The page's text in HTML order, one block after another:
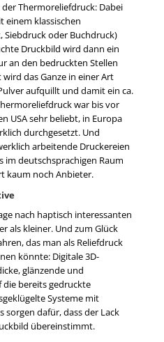
Thermoreliefdruck: Dabei
einem klassischen
oder Buchdruck)
Druckbild wird dann ein
an den bedruckten Stellen
das Ganze in einer Art
aufquillt und damit ein ca.
war bis vor
USA sehr beliebt, in Europa
durchgesetzt. Und
arbeitende Druckereien
im deutschsprachigen Raum
kaum noch Anbieter.
nach haptisch interessanten
als kleiner. Und zum Glück
das man als Reliefdruck
könnte: Digitale 3D-
glänzende und
bereits gedruckte
Systeme mit
sorgen dafür, dass der Lack
übereinstimmt.